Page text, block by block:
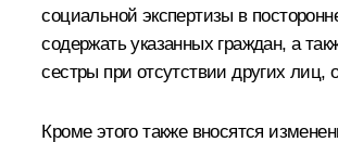
социальной экспертизы в
содержать указанных граждан, а
сестры при отсутствии других лиц,
Кроме этого также вносятся